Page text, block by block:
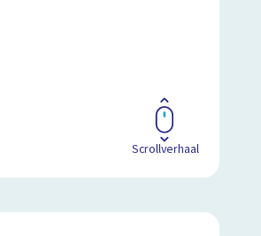
Scrollverhaal